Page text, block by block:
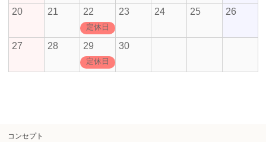
20 21 22
定休日
23 24 25 26
27 28 29
定休日
30
コンセプト